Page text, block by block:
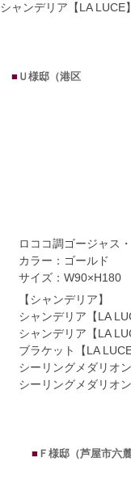
シャンデリア【LA
■ Ｕ様邸（港区
ロココ調ゴージャス
カラー：ゴールド
サイズ：W90×H180
【シャンデリア】
シャンデリア【LA
シャンデリア【LA
ブラケット【LA
シーリングメダリオン
シーリングメダリオン
■ Ｆ様邸（芦屋市六